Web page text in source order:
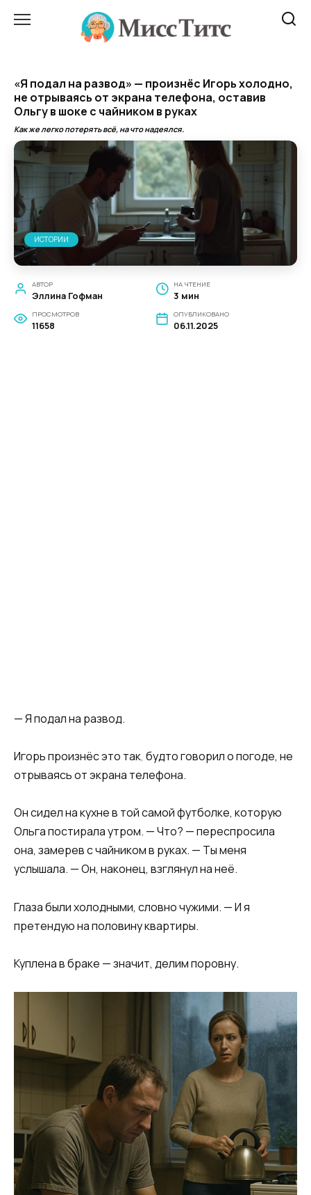
«Я подал на развод» — произнёс Игорь холодно,
не отрываясь от экрана телефона, оставив
Ольгу в шоке с чайником в руках
Как же легко потерять всё, на что надеялся.
ИСТОРИИ
АВТОР
Эллина Гофман
НА ЧТЕНИЕ
3 мин
ПРОСМОТРОВ
11658
ОПУБЛИКОВАНО
06.11.2025
— Я подал на развод.
Игорь произнёс это так, будто говорил о погоде, не
отрываясь от экрана телефона.
Он сидел на кухне в той самой футболке, которую
Ольга постирала утром. — Что? — переспросила
она, замерев с чайником в руках. — Ты меня
услышала. — Он, наконец, взглянул на неё.
Глаза были холодными, словно чужими. — И я
претендую на половину квартиры.
Куплена в браке — значит, делим поровну.